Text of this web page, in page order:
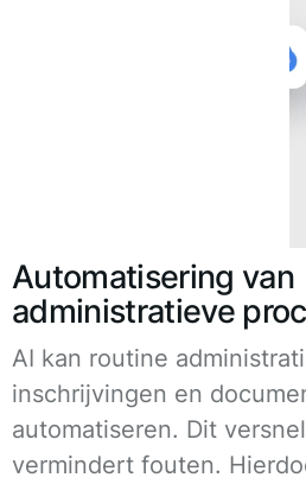
Automatisering van
administratieve
AI kan routine
inschrijvingen en
automatiseren. Dit
vermindert fouten.